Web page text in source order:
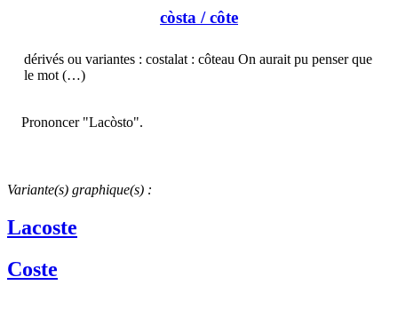
còsta / côte
dérivés ou variantes : costalat : côteau On aurait pu penser que
le mot (…)
Prononcer "Lacòsto".
Variante(s) graphique(s) :
Lacoste
Coste